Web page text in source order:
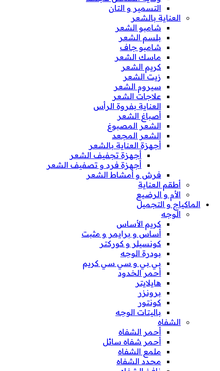
التسمير و التان
العناية بالشعر
شامبو الشعر
بلسم الشعر
شامبو جاف
ماسك الشعر
كريم الشعر
زيت الشعر
سيروم الشعر
علاجات الشعر
العناية بفروة الرأس
أصباغ الشعر
الشعر المصبوغ
الشعر المجعد
أجهزة العناية بالشعر
أجهزة تجفيف الشعر
أجهزة فرد و تصفيف الشعر
فرش و أمشاط الشعر
أطقم العناية
الأم و الرضيع
الماكياج و التجميل
الوجه
كريم الأساس
أساس و برايمر و مثبت
كونسيلر و كوركتر
بودرة الوجه
بي بي و سي سي كريم
أحمر الخدود
هايلايتر
برونزر
كونتور
باليتات الوجه
الشفاه
أحمر الشفاه
أحمر شفاه سائل
ملمع الشفاه
محدد الشفاه